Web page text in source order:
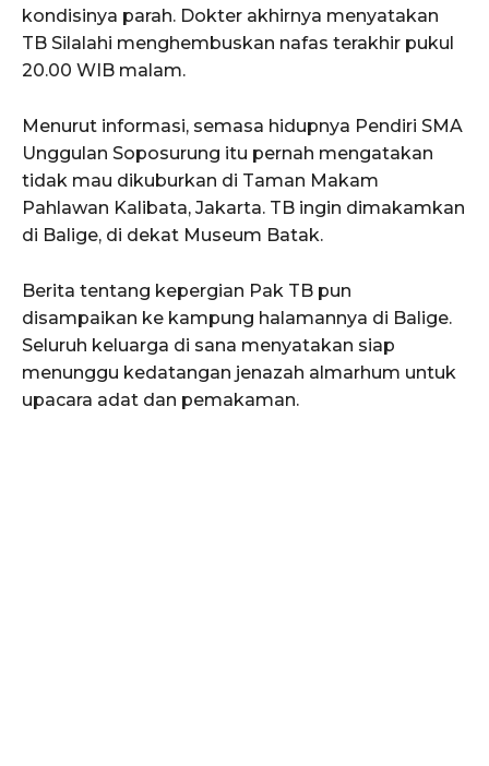
kondisinya parah. Dokter akhirnya menyatakan
TB Silalahi menghembuskan nafas terakhir pukul
20.00 WIB malam.
Menurut informasi, semasa hidupnya Pendiri SMA
Unggulan Soposurung itu pernah mengatakan
tidak mau dikuburkan di Taman Makam
Pahlawan Kalibata, Jakarta. TB ingin dimakamkan
di Balige, di dekat Museum Batak.
Berita tentang kepergian Pak TB pun
disampaikan ke kampung halamannya di Balige.
Seluruh keluarga di sana menyatakan siap
menunggu kedatangan jenazah almarhum untuk
upacara adat dan pemakaman.